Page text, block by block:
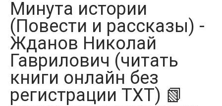
ЗАКЛАДКИ
Минута истории
(Повести и рассказы) -
Жданов Николай
Гаврилович (читать
книги онлайн без
регистрации TXT) 📗